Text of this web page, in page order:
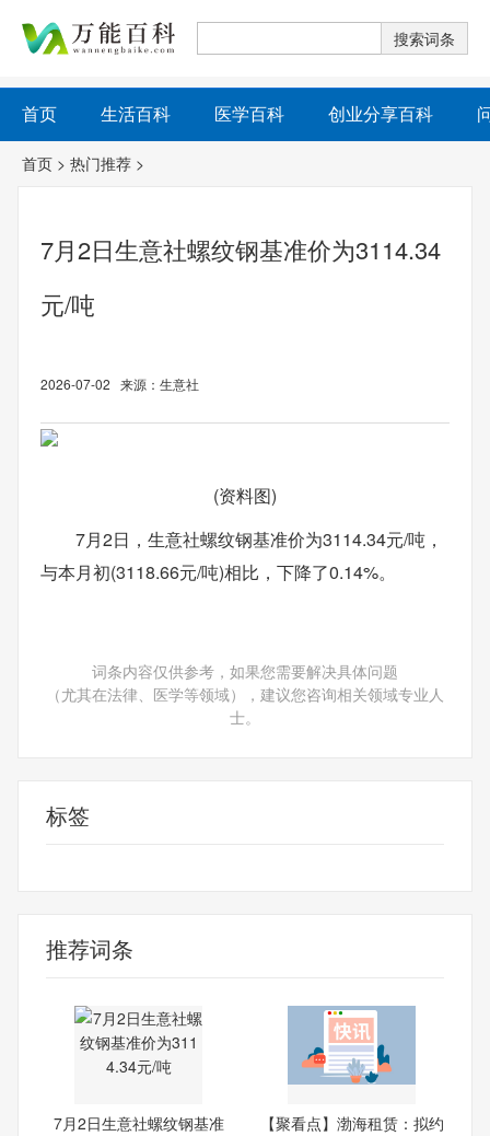
首页 生活百科 医学百科 创业分享百科
首页 > 热门推荐 >
7月2日生意社螺纹钢基准价为3114.34
元/吨
2026-07-02 来源：生意社
(资料图)
7月2日，生意社螺纹钢基准价为3114.34元/吨，
与本月初(3118.66元/吨)相比，下降了0.14%。
词条内容仅供参考，如果您需要解决具体问题
（尤其在法律、医学等领域），建议您咨询相关领域专业人
士。
标签
推荐词条
7月2日生意社螺纹钢基准
【聚看点】渤海租赁：拟约